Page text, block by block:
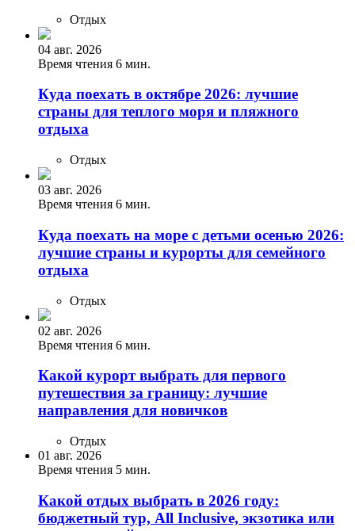
Отдых
04 авг. 2026
Время чтения 6 мин.
Куда поехать в октябре 2026: лучшие
страны для теплого моря и пляжного
отдыха
Отдых
03 авг. 2026
Время чтения 6 мин.
Куда поехать на море с детьми осенью 2026:
лучшие страны и курорты для семейного
отдыха
Отдых
02 авг. 2026
Время чтения 6 мин.
Какой курорт выбрать для первого
путешествия за границу: лучшие
направления для новичков
Отдых
01 авг. 2026
Время чтения 5 мин.
Какой отдых выбрать в 2026 году:
бюджетный тур, All Inclusive, экзотика или